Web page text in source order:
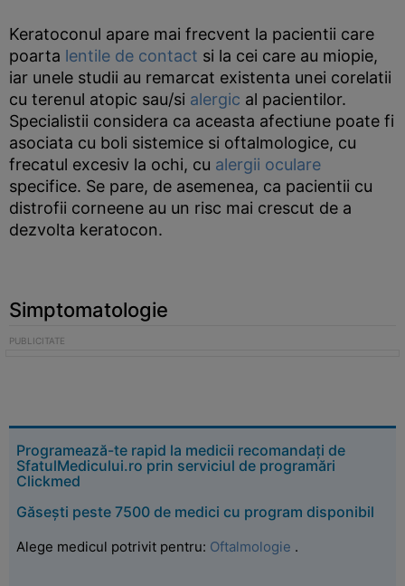
Keratoconul apare mai frecvent la pacientii care
poarta lentile de contact si la cei care au miopie,
iar unele studii au remarcat existenta unei corelatii
cu terenul atopic sau/si alergic al pacientilor.
Specialistii considera ca aceasta afectiune poate fi
asociata cu boli sistemice si oftalmologice, cu
frecatul excesiv la ochi, cu alergii oculare
specifice. Se pare, de asemenea, ca pacientii cu
distrofii corneene au un risc mai crescut de a
dezvolta keratocon.
Simptomatologie
Programează-te rapid la medicii recomandați de
SfatulMedicului.ro prin serviciul de programări
Clickmed
Găsești peste 7500 de medici cu program disponibil
Alege medicul potrivit pentru: Oftalmologie .